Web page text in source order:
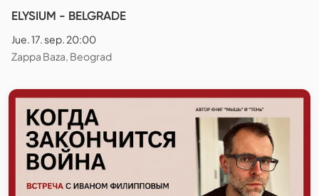
ELYSIUM - BELGRADE
Jue. 17. sep. 20:00
Zappa Baza, Beograd